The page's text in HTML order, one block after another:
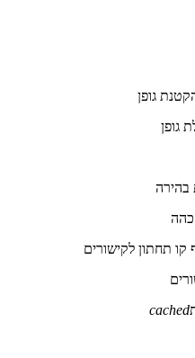
גופן
גופן
בהירה
כהה
קו תחתון לקישורים
cached